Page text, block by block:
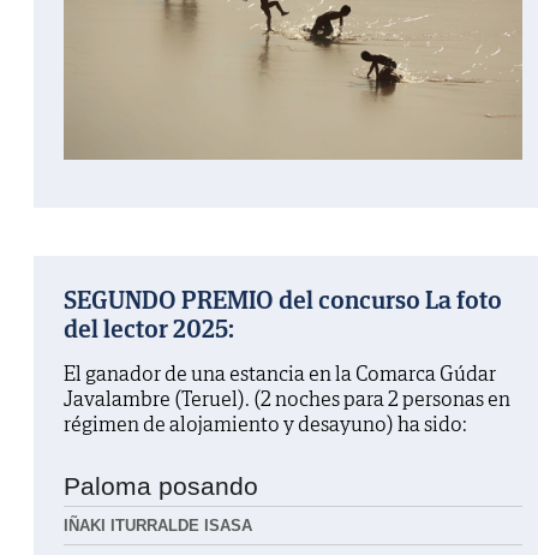
SEGUNDO PREMIO del concurso La foto
del lector 2025:
El ganador de una estancia en la Comarca Gúdar
Javalambre (Teruel). (2 noches para 2 personas en
régimen de alojamiento y desayuno) ha sido:
Paloma posando
IÑAKI ITURRALDE ISASA